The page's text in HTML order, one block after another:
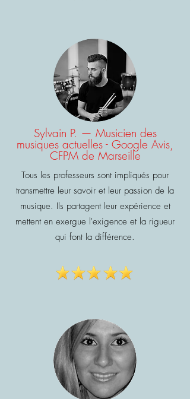
Sylvain P. — Musicien des
musiques actuelles - Google Avis,
CFPM de Marseille
Tous les professeurs sont impliqués pour
transmettre leur savoir et leur passion de la
musique. Ils partagent leur expérience et
mettent en exergue l'exigence et la rigueur
qui font la différence.